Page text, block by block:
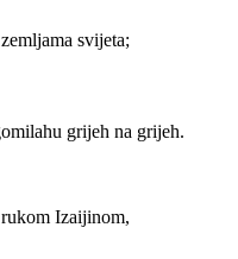
svijeta;
grijeh na grijeh.
Izaijinom,